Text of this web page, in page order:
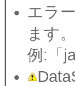
エラ
ます
例:「